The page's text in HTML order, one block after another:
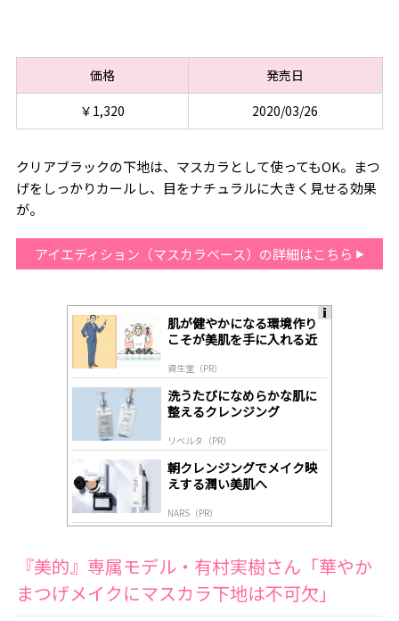
価格
発売日
￥1,320
2020/03/26
クリアブラックの下地は、マスカラとして使ってもOK。まつ
げをしっかりカールし、目をナチュラルに大きく見せる効果
が。
アイエディション（マスカラベース）の詳細はこちら
肌が健やかになる環境作り
こそが美肌を手に入れる近
資生堂（PR）
洗うたびになめらかな肌に
整えるクレンジング
リベルタ（PR）
朝クレンジングでメイク映
えする潤い美肌へ
NARS（PR）
『美的』専属モデル・有村実樹さん「華やか
まつげメイクにマスカラ下地は不可欠」